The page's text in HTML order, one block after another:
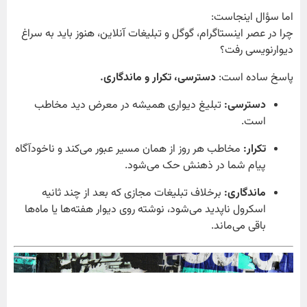
اما سؤال اینجاست:
چرا در عصر اینستاگرام، گوگل و تبلیغات آنلاین، هنوز باید به سراغ
دیوارنویسی رفت؟
پاسخ ساده است: دسترسی، تکرار و ماندگاری.
دسترسی: تبلیغ دیواری همیشه در معرض دید مخاطب
است.
تکرار: مخاطب هر روز از همان مسیر عبور می‌کند و ناخودآگاه
پیام شما در ذهنش حک می‌شود.
ماندگاری: برخلاف تبلیغات مجازی که بعد از چند ثانیه
اسکرول ناپدید می‌شود، نوشته روی دیوار هفته‌ها یا ماه‌ها
باقی می‌ماند.